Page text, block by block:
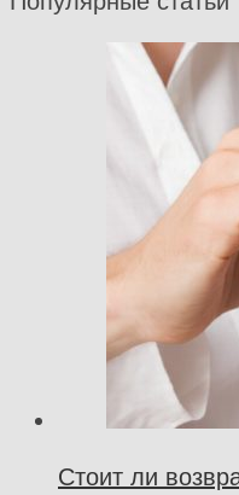
Стоит ли